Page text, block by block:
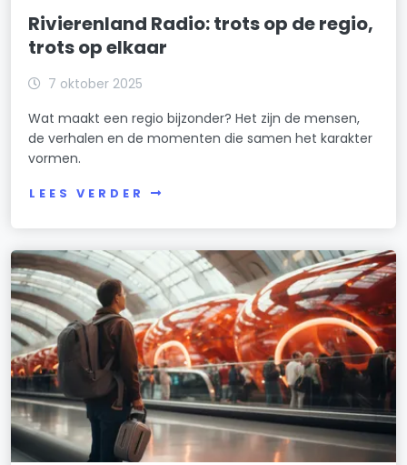
Rivierenland Radio: trots op de regio,
trots op elkaar
7 oktober 2025
Wat maakt een regio bijzonder? Het zijn de mensen,
de verhalen en de momenten die samen het karakter
vormen.
LEES VERDER